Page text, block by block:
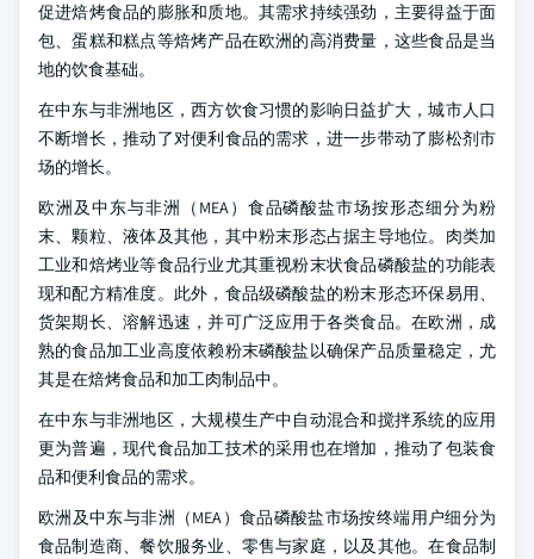
促进焙烤食品的膨胀和质地。其需求持续强劲，主要得益于面
包、蛋糕和糕点等焙烤产品在欧洲的高消费量，这些食品是当
地的饮食基础。
在中东与非洲地区，西方饮食习惯的影响日益扩大，城市人口
不断增长，推动了对便利食品的需求，进一步带动了膨松剂市
场的增长。
欧洲及中东与非洲（MEA）食品磷酸盐市场按形态细分为粉
末、颗粒、液体及其他，其中粉末形态占据主导地位。肉类加
工业和焙烤业等食品行业尤其重视粉末状食品磷酸盐的功能表
现和配方精准度。此外，食品级磷酸盐的粉末形态环保易用、
货架期长、溶解迅速，并可广泛应用于各类食品。在欧洲，成
熟的食品加工业高度依赖粉末磷酸盐以确保产品质量稳定，尤
其是在焙烤食品和加工肉制品中。
在中东与非洲地区，大规模生产中自动混合和搅拌系统的应用
更为普遍，现代食品加工技术的采用也在增加，推动了包装食
品和便利食品的需求。
欧洲及中东与非洲（MEA）食品磷酸盐市场按终端用户细分为
食品制造商、餐饮服务业、零售与家庭，以及其他。在食品制